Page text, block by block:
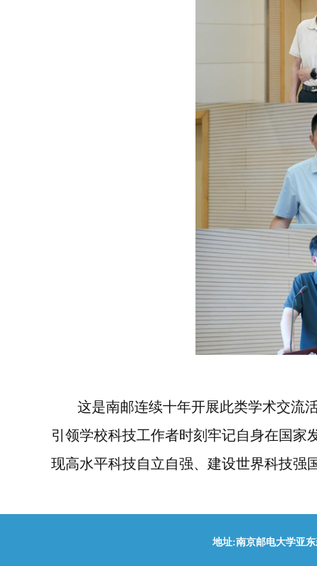
这是南邮连续十年开展此类学术交流
引领学校科技工作者时刻牢记自身在国家
现高水平科技自立自强、建设世界科技强
地址:南京邮电大学亚